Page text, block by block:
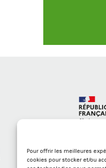
Pour offrir les meilleures
cookies pour stocker et/ou